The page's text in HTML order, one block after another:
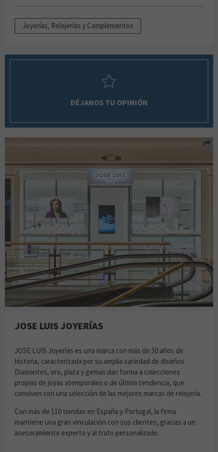
Joyerías, Relojerías y Complementos
DÉJANOS TU OPINIÓN
JOSE LUIS JOYERÍAS
JOSE LUIS Joyerías es una marca con más de 50 años de
historia, caracterizada por su amplia variedad de diseños.
Diamantes, oro, plata y gemas dan forma a colecciones
propias de joyas atemporales o de última tendencia, que
conviven con una selección de las mejores marcas de relojería.
Con más de 110 tiendas en España y Portugal, la firma
mantiene una gran vinculación con sus clientes, gracias a un
asesoramiento experto y al trato personalizado.